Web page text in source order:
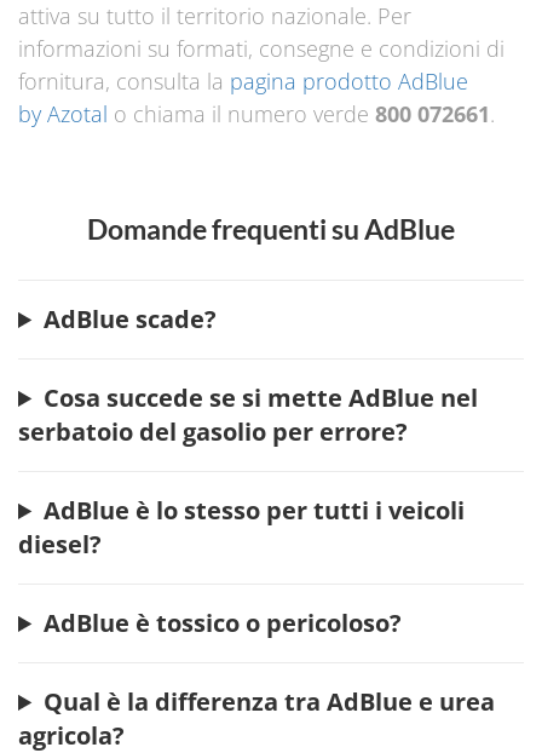
attiva su tutto il territorio nazionale. Per
informazioni su formati, consegne e condizioni di
fornitura, consulta la pagina prodotto AdBlue
by Azotal o chiama il numero verde 800 072661.
Domande frequenti su AdBlue
AdBlue scade?
Cosa succede se si mette AdBlue nel
serbatoio del gasolio per errore?
AdBlue è lo stesso per tutti i veicoli
diesel?
AdBlue è tossico o pericoloso?
Qual è la differenza tra AdBlue e urea
agricola?